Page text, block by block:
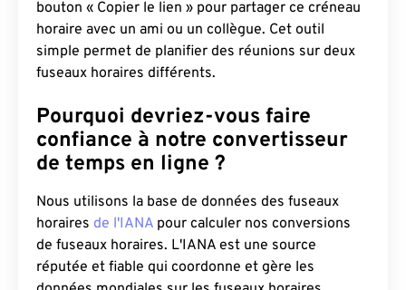
bouton « Copier le lien » pour partager ce créneau
horaire avec un ami ou un collègue. Cet outil
simple permet de planifier des réunions sur deux
fuseaux horaires différents.
Pourquoi devriez-vous faire
confiance à notre convertisseur
de temps en ligne ?
Nous utilisons la base de données des fuseaux
horaires de l'IANA pour calculer nos conversions
de fuseaux horaires. L'IANA est une source
réputée et fiable qui coordonne et gère les